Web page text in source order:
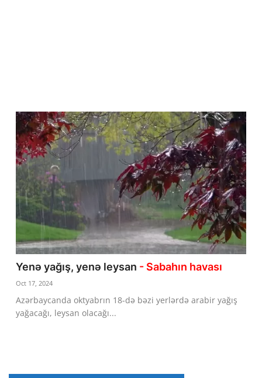
Yenə yağış, yenə leysan - Sabahın havası
Oct 17, 2024
Azərbaycanda oktyabrın 18-də bəzi yerlərdə arabir yağış
yağacağı, leysan olacağı...